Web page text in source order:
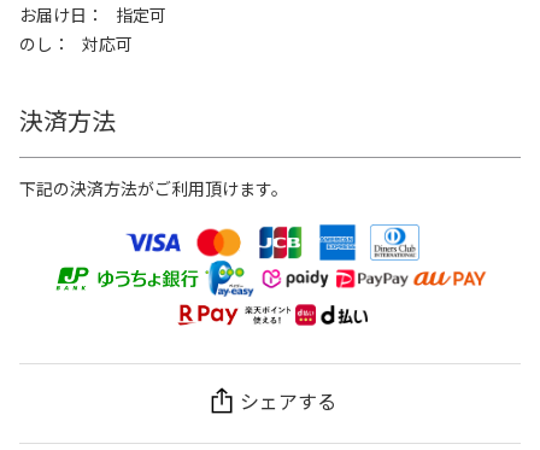
お届け日
指定可
のし
対応可
決済方法
下記の決済方法がご利用頂けます。
シェアする